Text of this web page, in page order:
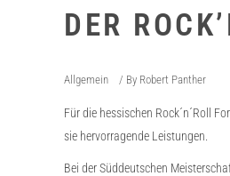
DER
Allgemein By Robert Panther
Für die hessischen Rock´n´Roll
sie hervorragende Leistungen.
Bei der Süddeutschen